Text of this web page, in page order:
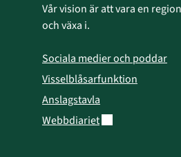
Vår vision är att vara en
och växa i.
Sociala medier och poddar
Visselblåsarfunktion
Anslagstavla
WebbdiarietLänk till annan